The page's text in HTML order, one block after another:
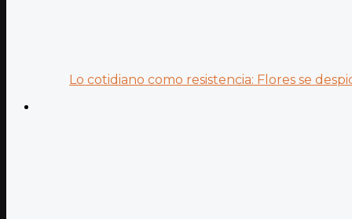
Lo cotidiano como resistencia: Flores se